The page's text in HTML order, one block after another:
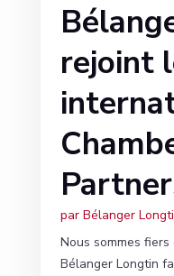
rejoint
par Bélanger
Nous sommes
Bélanger Longtin